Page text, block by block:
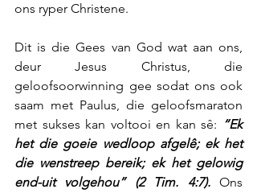
ons ryper Christene.
Dit is die Gees van God wat aan ons,
deur Jesus Christus, die
geloofsoorwinning gee sodat ons ook
saam met Paulus, die geloofsmaraton
met sukses kan voltooi en kan sê: “Ek
het die goeie wedloop afgelê; ek het
die wenstreep bereik; ek het gelowig
end-uit volgehou” (2 Tim. 4:7). Ons